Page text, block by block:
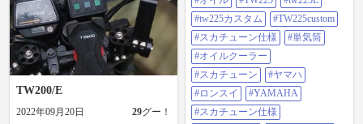
TW200/E
2022年09月20日 29グー！
ビッグフット#bigfoot #フロントタ
イヤ #太くしたい
#tw225カスタム
#TW225custom
#スカチューン仕様
#単気筒
#オイルクーラー
#スカチューン
#ヤマハ
#ロンスイ
#YAMAHA
#スカチューン仕様